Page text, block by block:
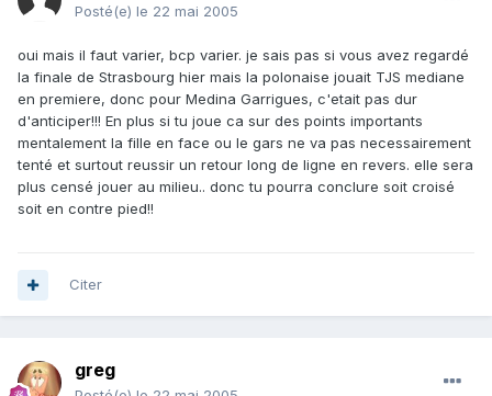
Posté(e) le 22 mai 2005
oui mais il faut varier, bcp varier. je sais pas si vous avez regardé
la finale de Strasbourg hier mais la polonaise jouait TJS mediane
en premiere, donc pour Medina Garrigues, c'etait pas dur
d'anticiper!!! En plus si tu joue ca sur des points importants
mentalement la fille en face ou le gars ne va pas necessairement
tenté et surtout reussir un retour long de ligne en revers. elle sera
plus censé jouer au milieu.. donc tu pourra conclure soit croisé
soit en contre pied!!
Citer
greg